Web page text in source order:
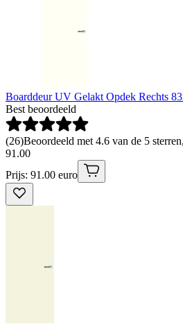
Boarddeur UV Gelakt Opdek Rechts
Best beoordeeld
(26)Beoordeeld met 4.6 van de 5
91 .00
Prijs: 91.00 euro